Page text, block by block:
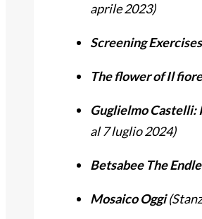
aprile 2023)
Screening Exercises
The flower of Il
Guglielmo Castelli:
al 7 luglio 2024)
Betsabee The
Mosaico Oggi